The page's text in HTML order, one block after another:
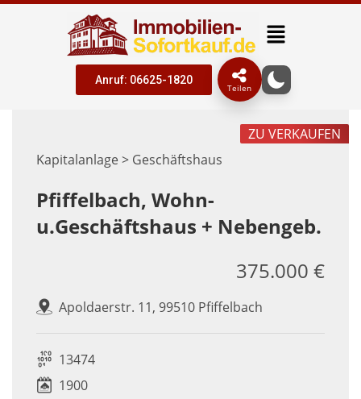
Anruf: 06625-1820
Teilen
Kapitalanlage > Geschäftshaus
ZU VERKAUFEN
Pfiffelbach, Wohn-
u.Geschäftshaus + Nebengeb.
Apoldaerstr. 11, 99510 Pfiffelbach
375.000 €
13474
1900